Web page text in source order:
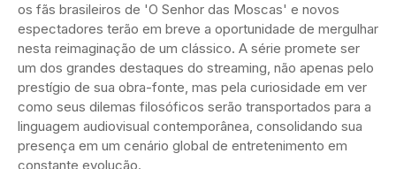
os fãs brasileiros de 'O Senhor das Moscas' e novos
espectadores terão em breve a oportunidade de mergulhar
nesta reimaginação de um clássico. A série promete ser
um dos grandes destaques do streaming, não apenas pelo
prestígio de sua obra-fonte, mas pela curiosidade em ver
como seus dilemas filosóficos serão transportados para a
linguagem audiovisual contemporânea, consolidando sua
presença em um cenário global de entretenimento em
constante evolução.